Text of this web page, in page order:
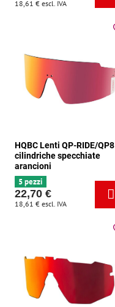
18,61 € escl. IVA
HQBC Lenti QP-RIDE/QP8
cilindriche specchiate
arancioni
5 pezzi
22,70 €
18,61 € escl. IVA